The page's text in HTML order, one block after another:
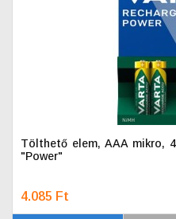
Tölthető elem, AAA mikro,
"Power"
4.085 Ft